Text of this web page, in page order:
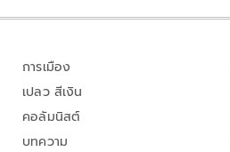
การเมือง
เปลว สีเงิน
คอลัมนิสต์
บทความ